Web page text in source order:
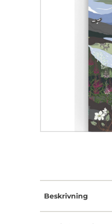
Beskrivning